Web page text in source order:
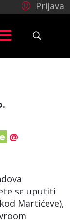
Prijava
@
se uputiti
Martićeve),